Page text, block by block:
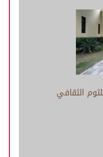
الثقافي